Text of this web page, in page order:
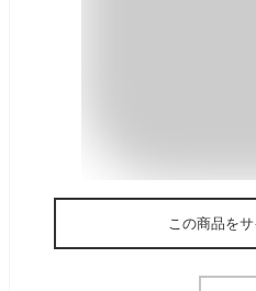
この商品を